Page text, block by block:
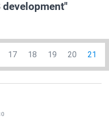
17 18 19 20 21